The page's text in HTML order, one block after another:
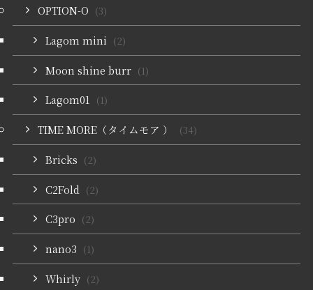
OPTION-O (3)
Lagom mini (2)
Moon shine burr (1)
Lagom01 (1)
TIME MORE（タイムモア ） (34)
Bricks (2)
C2Fold (2)
C3pro (2)
nano3 (1)
Whirly (2)